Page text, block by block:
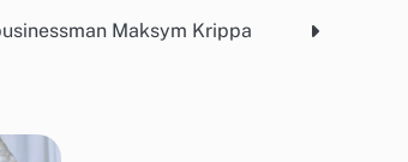
Maksym Krippa